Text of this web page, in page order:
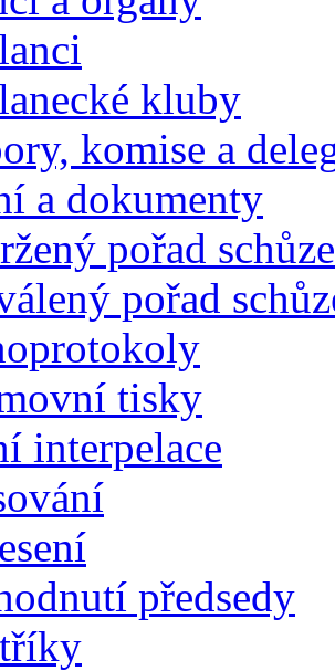
kluby
komise a
a dokumenty
pořad schůze
pořad
tisky
interpelace
předsedy